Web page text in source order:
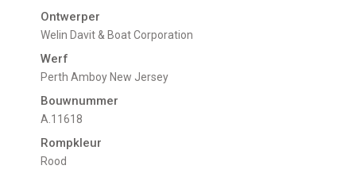
Ontwerper
Welin Davit & Boat Corporation
Werf
Perth Amboy New Jersey
Bouwnummer
A.11618
Rompkleur
Rood